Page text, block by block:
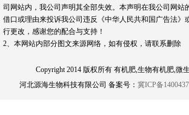
司网站内，我公司声明其全部失效。本声明在我公司网
借口或理由来投诉我公司违反《中华人民共和国广告法
行更改，感谢您的配合与支持！
2、本网站内部分图文来源网络，如有侵权，请联系删除
Copyright 2014 版权所有 有机肥,生物有机肥,
河北源海生物科技有限公司 备案号： 冀ICP备